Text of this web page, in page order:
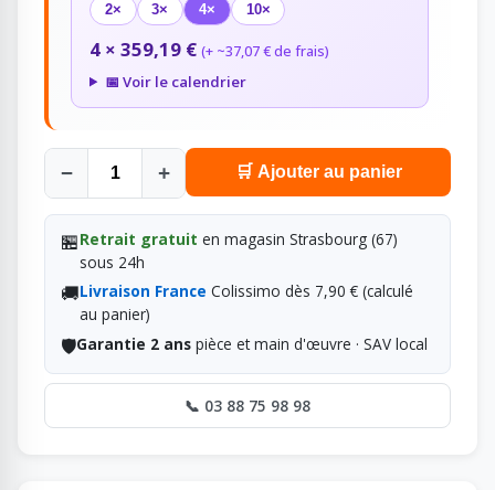
2× 3× 4× 10×
4 × 359,19 € (+ ~37,07 € de frais)
📅 Voir le calendrier
− + 🛒 Ajouter au panier
🏪Retrait gratuit en magasin Strasbourg (67)
sous 24h
🚚Livraison France Colissimo dès 7,90 € (calculé
au panier)
🛡️Garantie 2 anspièce et main d'œuvre · SAV local
📞 03 88 75 98 98